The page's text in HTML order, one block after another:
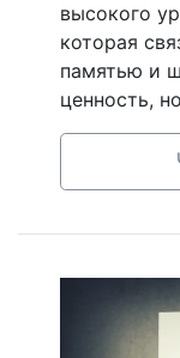
высокого
которая
памятью и
ценность,